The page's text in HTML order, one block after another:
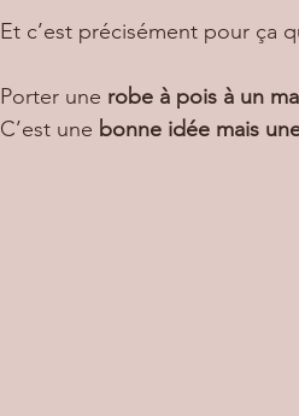
Et c’est précisément pour ça
Porter une robe à pois à un
C’est une bonne idée mais